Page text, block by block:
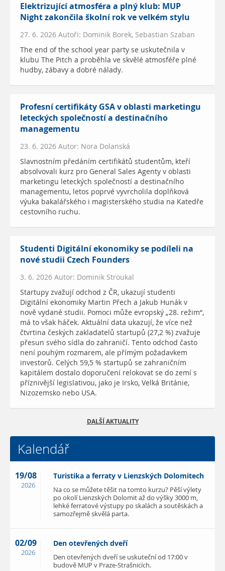
Elektrizující atmosféra a plný klub: MUP
Night zakončila školní rok ve velkém stylu
27. 6. 2026 Autoři: Dominik Borek, Sebastian Szaban
The end of the school year party se uskutečnila v
klubu The Pitch a proběhla ve skvělé atmosféře plné
hudby, zábavy a dobré nálady.
Profesní certifikáty GSA v oblasti marketingu
leteckých společností a destinačního
managementu
23. 6. 2026 Autor: Nora Dolanská
Slavnostním předáním certifikátů studentům, kteří
absolvovali kurz pro General Sales Agenty v oblasti
marketingu leteckých společností a destinačního
managementu, letos poprvé vyvrcholila doplňková
výuka bakalářského i magisterského studia na Katedře
cestovního ruchu.
Studenti Digitální ekonomiky se podíleli na
nové studii Czech Founders
3. 6. 2026 Autor: Dominik Stroukal
Startupy zvažují odchod z ČR, ukazují studenti
Digitální ekonomiky Martin Přech a Jakub Hunák v
nově vydané studii. Pomoci může evropský „28. režim“,
má to však háček. Aktuální data ukazují, že více než
čtvrtina českých zakladatelů startupů (27,2 %) zvažuje
přesun svého sídla do zahraničí. Tento odchod často
není pouhým rozmarem, ale přímým požadavkem
investorů. Celých 59,5 % startupů se zahraničním
kapitálem dostalo doporučení relokovat se do zemí s
příznivější legislativou, jako je Irsko, Velká Británie,
Nizozemsko nebo USA.
DALŠÍ AKTUALITY
Kalendář
19/08
2026
Turistika a ferraty v Lienzských Dolomitech
Na co se můžete těšit na tomto kurzu? Pěší výlety
po okolí Lienzských Dolomit až do výšky 3000 m,
lehké ferratové výstupy po skalách a soutěskách a
samozřejmě skvělá parta.
02/09
2026
Den otevřených dveří
Den otevřených dveří se uskuteční od 17:00 v
budově MUP v Praze-Strašnicích.